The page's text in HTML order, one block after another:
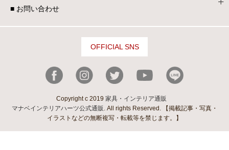
■ お問い合わせ
OFFICIAL SNS
Copyright c 2019 家具・インテリア通販
マナベインテリアハーツ公式通販. All rights Reserved. 【掲載記事・写真・
イラストなどの無断複写・転載等を禁じます。】